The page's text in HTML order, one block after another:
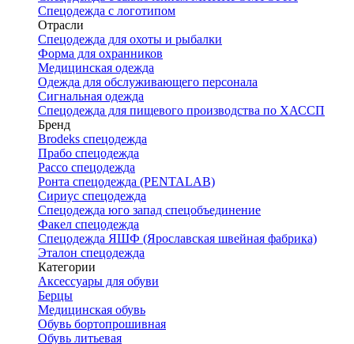
Спецодежда с логотипом
Отрасли
Спецодежда для охоты и рыбалки
Форма для охранников
Медицинская одежда
Одежда для обслуживающего персонала
Сигнальная одежда
Спецодежда для пищевого производства по ХАССП
Бренд
Brodeks спецодежда
Прабо спецодежда
Рассо спецодежда
Ронта спецодежда (PENTALAB)
Сириус спецодежда
Спецодежда юго запад спецобъединение
Факел спецодежда
Спецодежда ЯШФ (Ярославская швейная фабрика)
Эталон спецодежда
Категории
Аксессуары для обуви
Берцы
Медицинская обувь
Обувь бортопрошивная
Обувь литьевая